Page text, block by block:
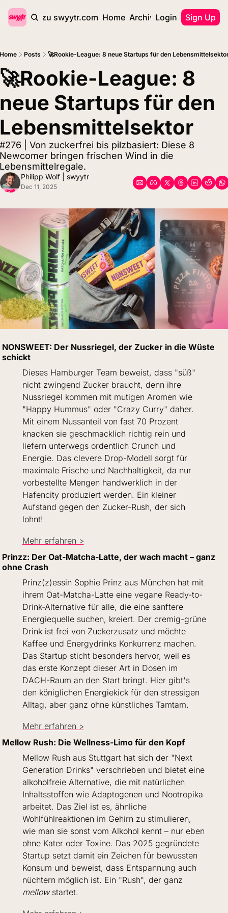
zurück zu swyytr.com Home Archive Tags
Login Sign Up
Posts 🚀Rookie-League: 8 neue Startups für den
League: 8
Startups für den
| Von zuckerfrei bis pilzbasiert: Diese 8
bringen frischen Wind in die
Philipp Wolf | swyytr
Dec 11, 2025
NONSWEET: Der Nussriegel, der Zucker in die Wüste
schickt
Dieses Hamburger Team beweist, dass "süß"
nicht zwingend Zucker braucht, denn ihre
Nussriegel kommen mit mutigen Aromen wie
"Happy Hummus" oder "Crazy Curry" daher.
Mit einem Nussanteil von fast 70 Prozent
knacken sie geschmacklich richtig rein und
liefern unterwegs ordentlich Crunch und
Energie. Das clevere Drop-Modell sorgt für
maximale Frische und Nachhaltigkeit, da nur
vorbestellte Mengen handwerklich in der
Hafencity produziert werden. Ein kleiner
Aufstand gegen den Zucker-Rush, der sich
lohnt!
Mehr erfahren >
Prinzz: Der Oat-Matcha-Latte, der wach macht – ganz
ohne Crash
Prinz(z)essin Sophie Prinz aus München hat mit
ihrem Oat-Matcha-Latte eine vegane Ready-to-
Drink-Alternative für alle, die eine sanftere
Energiequelle suchen, kreiert. Der cremig-grüne
Drink ist frei von Zuckerzusatz und möchte
Kaffee und Energydrinks Konkurrenz machen.
Das Startup sticht besonders hervor, weil es
das erste Konzept dieser Art in Dosen im
DACH-Raum an den Start bringt. Hier gibt's
den königlichen Energiekick für den stressigen
Alltag, aber ganz ohne künstliches Tamtam.
Mehr erfahren >
Mellow Rush: Die Wellness-Limo für den Kopf
Mellow Rush aus Stuttgart hat sich der "Next
Generation Drinks" verschrieben und bietet eine
alkoholfreie Alternative, die mit natürlichen
Inhaltsstoffen wie Adaptogenen und Nootropika
arbeitet. Das Ziel ist es, ähnliche
Wohlfühlreaktionen im Gehirn zu stimulieren,
wie man sie sonst vom Alkohol kennt – nur eben
ohne Kater oder Toxine. Das 2025 gegründete
Startup setzt damit ein Zeichen für bewussten
Konsum und beweist, dass Entspannung auch
mellow startet.